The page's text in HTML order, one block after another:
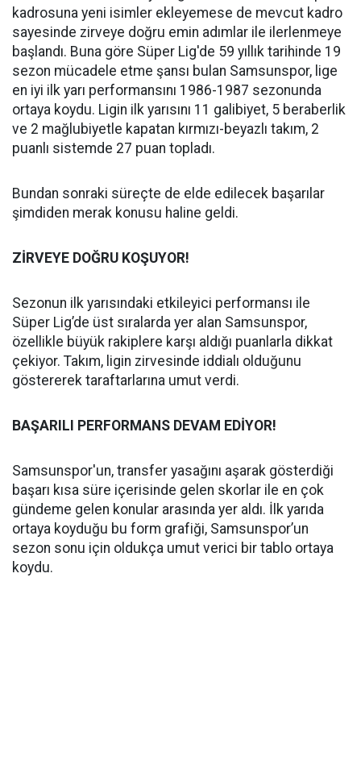
kadrosuna yeni isimler ekleyemese de mevcut kadro
sayesinde zirveye doğru emin adımlar ile ilerlenmeye
başlandı. Buna göre Süper Lig'de 59 yıllık tarihinde 19
sezon mücadele etme şansı bulan Samsunspor, lige
en iyi ilk yarı performansını 1986-1987 sezonunda
ortaya koydu. Ligin ilk yarısını 11 galibiyet, 5 beraberlik
ve 2 mağlubiyetle kapatan kırmızı-beyazlı takım, 2
puanlı sistemde 27 puan topladı.
Bundan sonraki süreçte de elde edilecek başarılar
şimdiden merak konusu haline geldi.
ZİRVEYE DOĞRU KOŞUYOR!
Sezonun ilk yarısındaki etkileyici performansı ile
Süper Lig’de üst sıralarda yer alan Samsunspor,
özellikle büyük rakiplere karşı aldığı puanlarla dikkat
çekiyor. Takım, ligin zirvesinde iddialı olduğunu
göstererek taraftarlarına umut verdi.
BAŞARILI PERFORMANS DEVAM EDİYOR!
Samsunspor'un, transfer yasağını aşarak gösterdiği
başarı kısa süre içerisinde gelen skorlar ile en çok
gündeme gelen konular arasında yer aldı. İlk yarıda
ortaya koyduğu bu form grafiği, Samsunspor’un
sezon sonu için oldukça umut verici bir tablo ortaya
koydu.